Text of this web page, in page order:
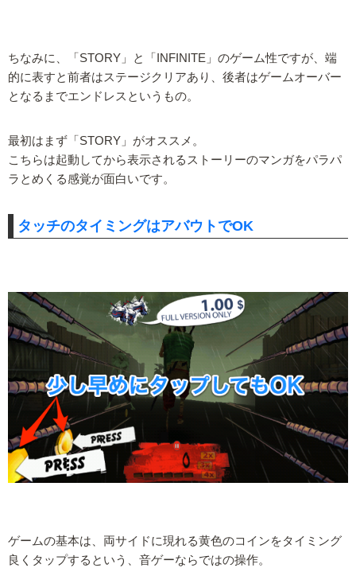
ちなみに、「STORY」と「INFINITE」のゲーム性ですが、端
的に表すと前者はステージクリアあり、後者はゲームオーバー
となるまでエンドレスというもの。
最初はまず「STORY」がオススメ。
こちらは起動してから表示されるストーリーのマンガをパラパ
ラとめくる感覚が面白いです。
タッチのタイミングはアバウトでOK
ゲームの基本は、両サイドに現れる黄色のコインをタイミング
良くタップするという、音ゲーならではの操作。